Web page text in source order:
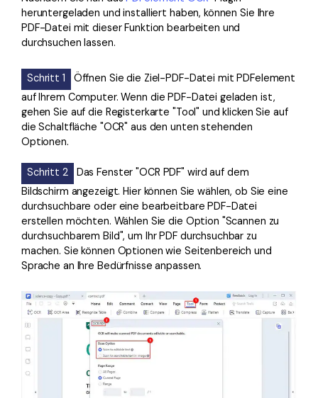
heruntergeladen und installiert haben, können Sie Ihre
PDF-Datei mit dieser Funktion bearbeiten und
durchsuchen lassen.
Schritt 1
Öffnen Sie die Ziel-PDF-Datei mit PDFelement
auf Ihrem Computer. Wenn die PDF-Datei geladen ist,
gehen Sie auf die Registerkarte "Tool" und klicken Sie auf
die Schaltfläche "OCR" aus den unten stehenden
Optionen.
Schritt 2
Das Fenster "OCR PDF" wird auf dem
Bildschirm angezeigt. Hier können Sie wählen, ob Sie eine
durchsuchbare oder eine bearbeitbare PDF-Datei
erstellen möchten. Wählen Sie die Option "Scannen zu
durchsuchbarem Bild", um Ihr PDF durchsuchbar zu
machen. Sie können Optionen wie Seitenbereich und
Sprache an Ihre Bedürfnisse anpassen.